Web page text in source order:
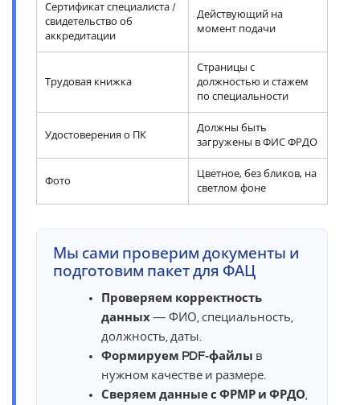
Сертификат специалиста /
свидетельство об
аккредитации
Действующий на
момент подачи
Трудовая книжка
Страницы с
должностью и стажем
по специальности
Удостоверения о ПК
Должны быть
загружены в ФИС ФРДО
Фото
Цветное, без бликов, на
светлом фоне
Мы сами проверим документы и
подготовим пакет для ФАЦ
Проверяем корректность
данных — ФИО, специальность,
должность, даты.
Формируем PDF‑файлы в
нужном качестве и размере.
Сверяем данные с ФРМР и ФРДО